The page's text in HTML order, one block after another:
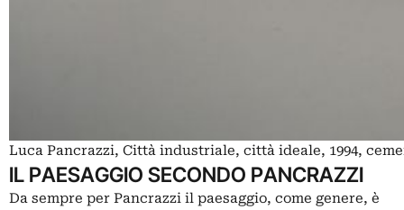
Luca Pancrazzi, Città industriale, città ideale, 1994,
IL PAESAGGIO SECONDO PANCRAZZI
Da sempre per Pancrazzi il paesaggio, come genere, è